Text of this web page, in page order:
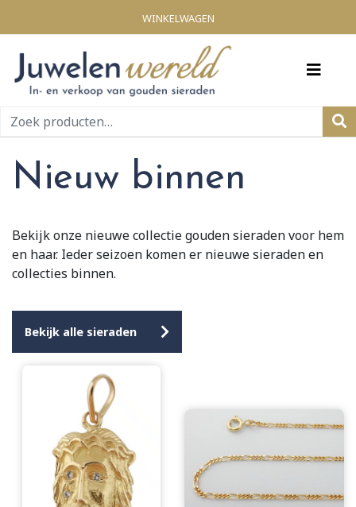
WINKELWAGEN
Zoeken
naar:
Nieuw binnen
Bekijk onze nieuwe collectie gouden sieraden voor hem
en haar. Ieder seizoen komen er nieuwe sieraden en
collecties binnen.
Bekijk alle sieraden